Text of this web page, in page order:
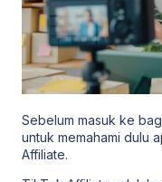
Sebelum masuk ke
untuk memahami dulu
Affiliate.